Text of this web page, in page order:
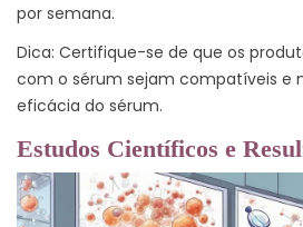
por semana.
Dica: Certifique-se de que os
com o sérum sejam compatíveis e
eficácia do sérum.
Estudos Científicos e